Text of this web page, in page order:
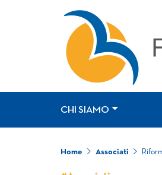
CHI SIAMO
Home Associati